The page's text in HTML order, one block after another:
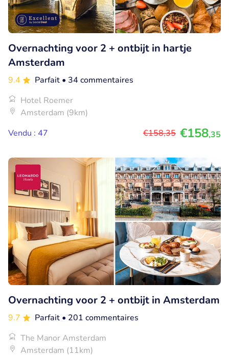
Overnachting voor 2 + ontbijt in hartje
Amsterdam
9.4 Parfait • 34 commentaires
Hotel Roemer
Amsterdam (9km)
Vendu : 47
€158,35 €158,35
Overnachting voor 2 + ontbijt in Amsterdam
9.7 Parfait • 201 commentaires
The Manor Amsterdam
Amsterdam (11km)